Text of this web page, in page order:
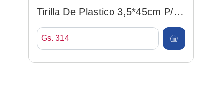
Tirilla De Plastico 3,5*45cm P/
Camisa
Gs. 314